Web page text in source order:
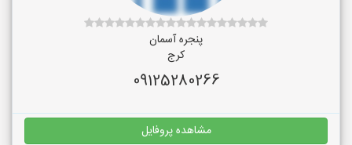
پنجره آسمان
کرج
09125280266
مشاهده پروفایل